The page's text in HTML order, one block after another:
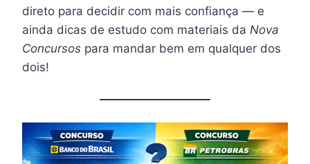
direto para decidir com mais confiança — e
ainda dicas de estudo com materiais da Nova
Concursos para mandar bem em qualquer dos
dois!